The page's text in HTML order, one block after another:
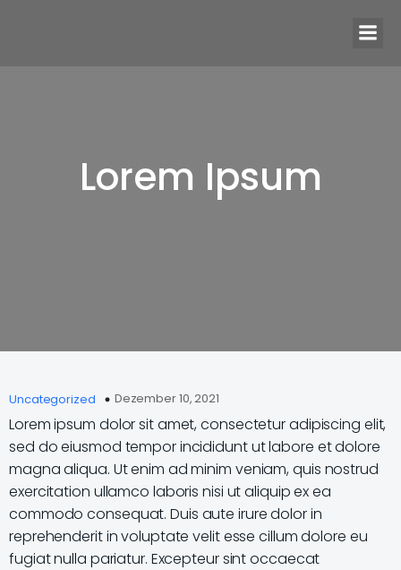
Lorem Ipsum
Uncategorized Dezember 10, 2021
Lorem ipsum dolor sit amet, consectetur adipiscing elit,
sed do eiusmod tempor incididunt ut labore et dolore
magna aliqua. Ut enim ad minim veniam, quis nostrud
exercitation ullamco laboris nisi ut aliquip ex ea
commodo consequat. Duis aute irure dolor in
reprehenderit in voluptate velit esse cillum dolore eu
fugiat nulla pariatur. Excepteur sint occaecat